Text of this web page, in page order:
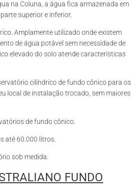
na Coluna, a água fica armazenada em
superior e inferior.
Amplamente utilizado onde existem
de água potável sem necessidade de
elevado do solo atende características
cilíndrico de fundo cônico para os
local de instalação trocado, sem maiores
de fundo cônico.
até 60.000 litros.
sob medida.
FUNDO